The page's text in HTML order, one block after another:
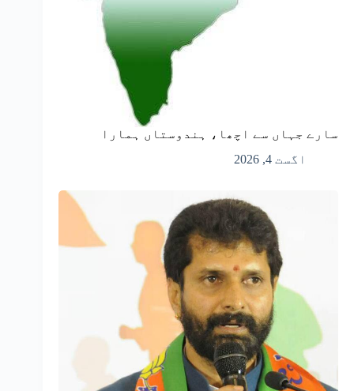
سارے جہاں سے اچھا، ہندوستاں ہمارا
اگست 4, 2026